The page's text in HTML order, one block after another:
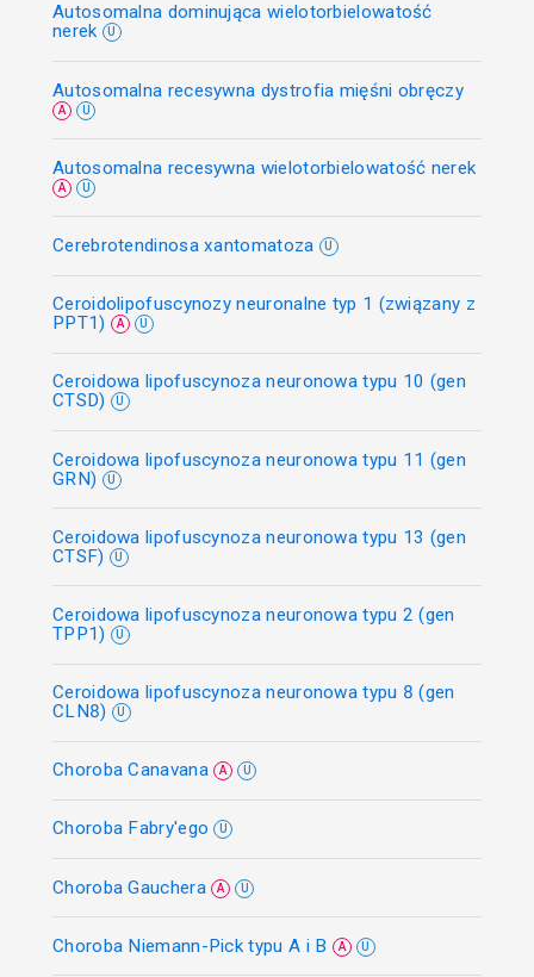
Autosomalna dominująca wielotorbielowatość
nerek
U
Autosomalna recesywna dystrofia mięśni obręczy
A U
Autosomalna recesywna wielotorbielowatość nerek
A U
Cerebrotendinosa xantomatoza U
Ceroidolipofuscynozy neuronalne typ 1 (związany z
PPT1)
A U
Ceroidowa lipofuscynoza neuronowa typu 10 (gen
CTSD)
U
Ceroidowa lipofuscynoza neuronowa typu 11 (gen
GRN)
U
Ceroidowa lipofuscynoza neuronowa typu 13 (gen
CTSF)
U
Ceroidowa lipofuscynoza neuronowa typu 2 (gen
TPP1)
U
Ceroidowa lipofuscynoza neuronowa typu 8 (gen
CLN8)
U
Choroba Canavana A U
Choroba Fabry'ego U
Choroba Gauchera A U
Choroba Niemann-Pick typu A i B A U